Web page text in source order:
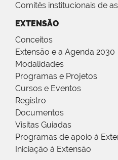
Comitês institucionais de
EXTENSÃO
Conceitos
Extensão e a Agenda 2030
Modalidades
Programas e Projetos
Cursos e Eventos
Registro
Documentos
Visitas Guiadas
Programas de apoio à
Iniciação à Extensão